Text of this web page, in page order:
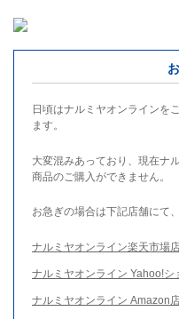
日頃はナルミヤオンラインを
ます。
大変混みあっており、現在ナ
商品のご購入ができません。
お急ぎの場合は下記店舗にて
ナルミヤオンライン楽天市場
ナルミヤオンライン Yahoo!シ
ナルミヤオンライン Amazon